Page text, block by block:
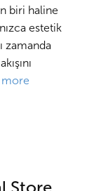
biri haline
estetik
zamanda
more